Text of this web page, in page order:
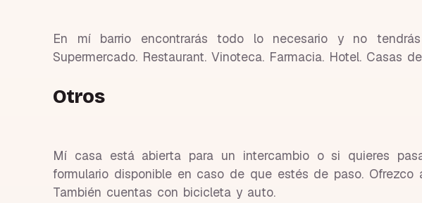
En mí barrio encontrarás todo lo necesario y no
Supermercado. Restaurant. Vinoteca. Farmacia. Hotel. Casas
Otros
Mí casa está abierta para un intercambio o si quieres
formulario disponible en caso de que estés de paso.
También cuentas con bicicleta y auto.